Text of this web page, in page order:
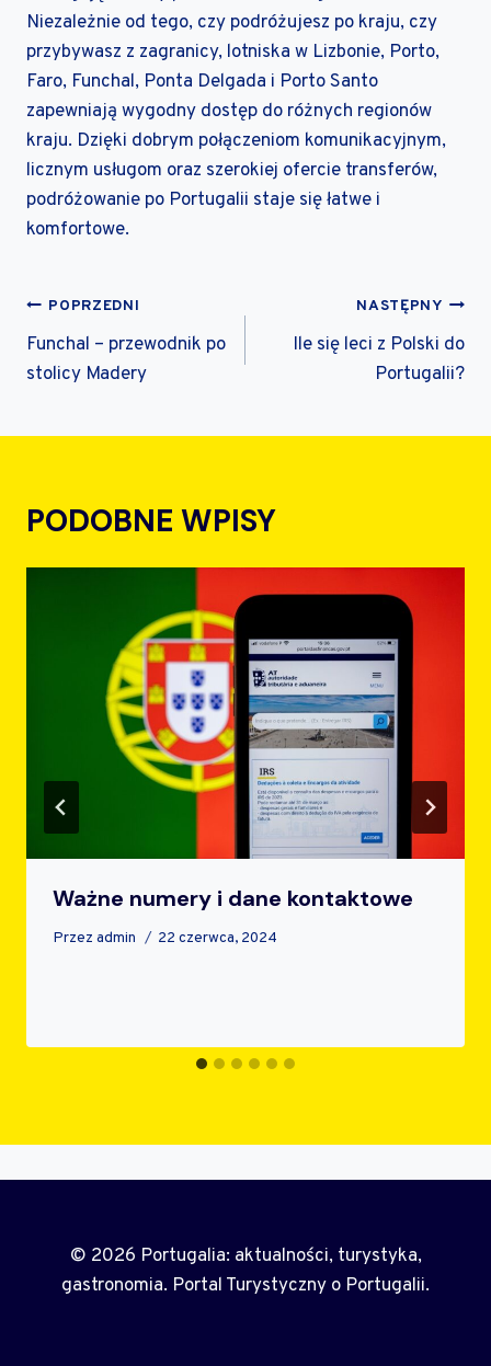
Niezależnie od tego, czy podróżujesz po kraju, czy
przybywasz z zagranicy, lotniska w Lizbonie, Porto,
Faro, Funchal, Ponta Delgada i Porto Santo
zapewniają wygodny dostęp do różnych regionów
kraju. Dzięki dobrym połączeniom komunikacyjnym,
licznym usługom oraz szerokiej ofercie transferów,
podróżowanie po Portugalii staje się łatwe i
komfortowe.
NAWIGACJA
WPISU
POPRZEDNI
Funchal – przewodnik po
stolicy Madery
NASTĘPNY
Ile się leci z Polski do
Portugalii?
PODOBNE WPISY
Ważne numery i dane kontaktowe
Przez admin 22 czerwca, 2024
© 2026 Portugalia: aktualności, turystyka,
gastronomia. Portal Turystyczny o Portugalii.